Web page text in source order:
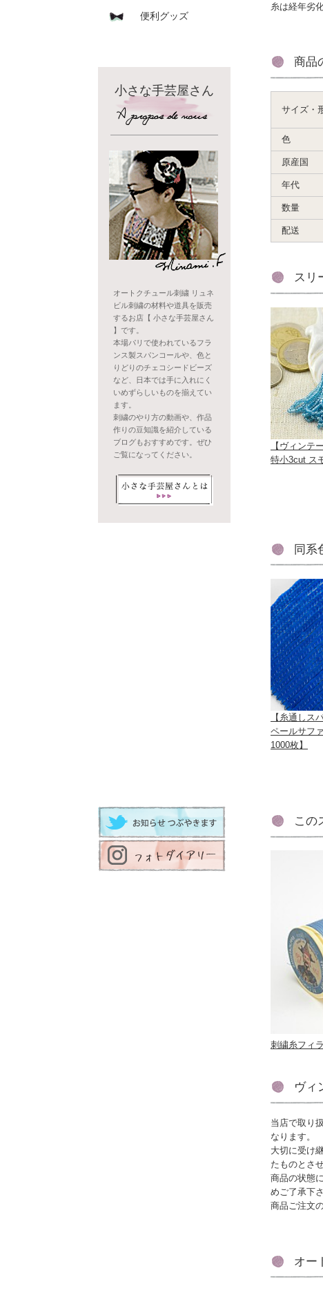
糸は経年劣
商品
サイズ・
色
原産国
年代
数量
配送
スリ
【ヴィンテ
特小3cut ス
同系
【糸通しス
ペールサフ
1000枚】
この
刺繍糸フィ
ヴィ
当店で取り
なります。
大切に受け
たものとさ
商品の状態
めご了承下さ
商品ご注文
オー
便利グッズ
小さな手芸屋さん
オートクチュール刺繍 リュネ
ビル刺繍の材料や道具を販売
するお店【 小さな手芸屋さん
】です。
本場パリで使われているフラ
ンス製スパンコールや、色と
りどりのチェコシードビーズ
など、日本では手に入れにく
いめずらしいものを揃えてい
ます。
刺繍のやり方の動画や、作品
作りの豆知識を紹介している
ブログもおすすめです。ぜひ
ご覧になってください。